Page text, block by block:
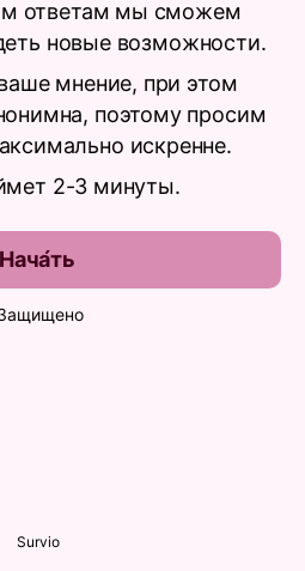
ответам мы сможем
новые возможности.
мнение, при этом
поэтому просим
искренне.
2-3 минуты.
Нача́ть
Survio